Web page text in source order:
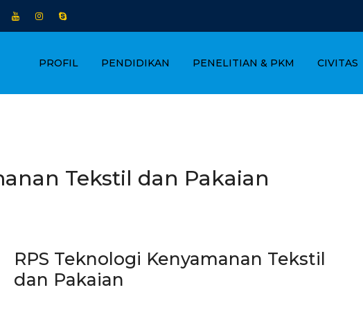
PROFIL PENDIDIKAN PENELITIAN & PKM CIVITAS
Tekstil dan Pakaian
RPS Teknologi Kenyamanan Tekstil
dan Pakaian